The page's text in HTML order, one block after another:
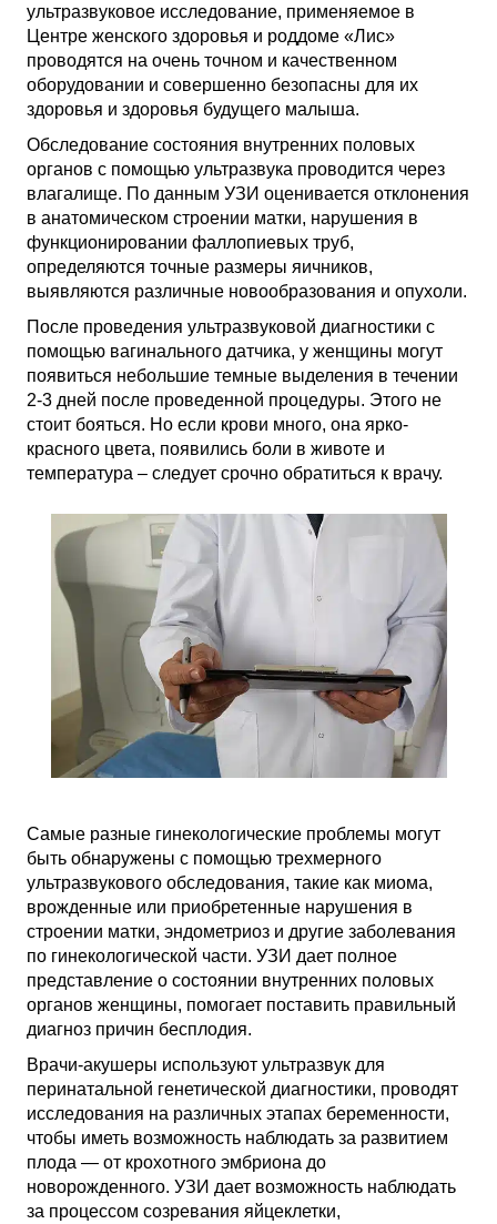
ультразвуковое исследование, применяемое в
Центре женского здоровья и роддоме «Лис»
проводятся на очень точном и качественном
оборудовании и совершенно безопасны для их
здоровья и здоровья будущего малыша.
Обследование состояния внутренних половых
органов с помощью ультразвука проводится через
влагалище. По данным УЗИ оценивается отклонения
в анатомическом строении матки, нарушения в
функционировании фаллопиевых труб,
определяются точные размеры яичников,
выявляются различные новообразования и опухоли.
После проведения ультразвуковой диагностики с
помощью вагинального датчика, у женщины могут
появиться небольшие темные выделения в течении
2-3 дней после проведенной процедуры. Этого не
стоит бояться. Но если крови много, она ярко-
красного цвета, появились боли в животе и
температура – следует срочно обратиться к врачу.
Самые разные гинекологические проблемы могут
быть обнаружены с помощью трехмерного
ультразвукового обследования, такие как миома,
врожденные или приобретенные нарушения в
строении матки, эндометриоз и другие заболевания
по гинекологической части. УЗИ дает полное
представление о состоянии внутренних половых
органов женщины, помогает поставить правильный
диагноз причин бесплодия.
Врачи-акушеры используют ультразвук для
перинатальной генетической диагностики, проводят
исследования на различных этапах беременности,
чтобы иметь возможность наблюдать за развитием
плода — от крохотного эмбриона до
новорожденного. УЗИ дает возможность наблюдать
за процессом созревания яйцеклетки,